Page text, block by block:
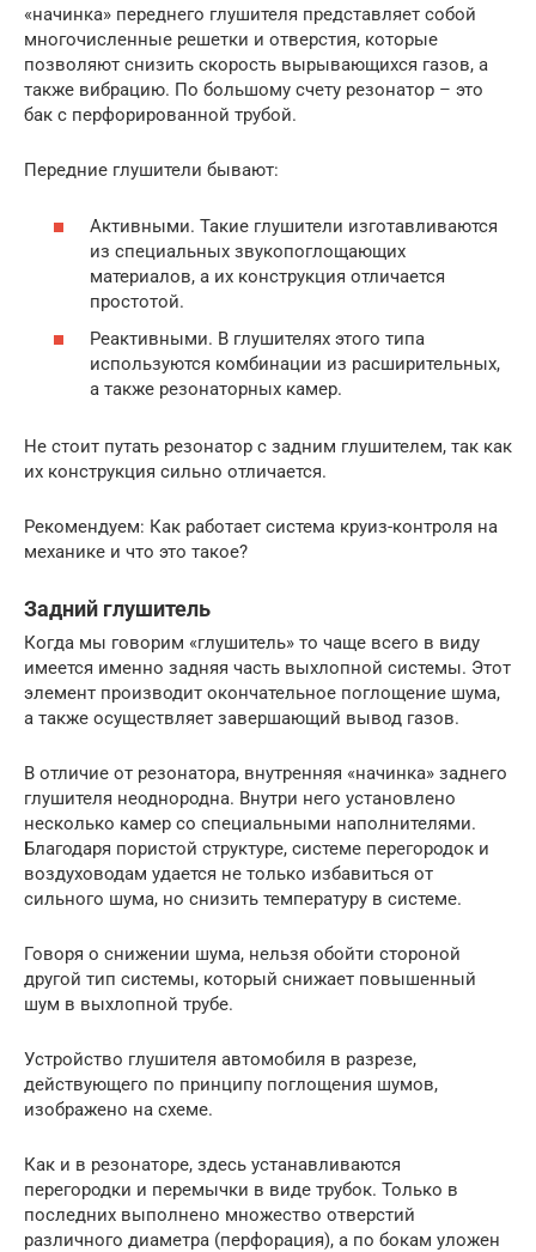
«начинка» переднего глушителя представляет собой
многочисленные решетки и отверстия, которые
позволяют снизить скорость вырывающихся газов, а
также вибрацию. По большому счету резонатор – это
бак с перфорированной трубой.
Передние глушители бывают:
Активными. Такие глушители изготавливаются
из специальных звукопоглощающих
материалов, а их конструкция отличается
простотой.
Реактивными. В глушителях этого типа
используются комбинации из расширительных,
а также резонаторных камер.
Не стоит путать резонатор с задним глушителем, так как
их конструкция сильно отличается.
Рекомендуем: Как работает система круиз-контроля на
механике и что это такое?
Задний глушитель
Когда мы говорим «глушитель» то чаще всего в виду
имеется именно задняя часть выхлопной системы. Этот
элемент производит окончательное поглощение шума,
а также осуществляет завершающий вывод газов.
В отличие от резонатора, внутренняя «начинка» заднего
глушителя неоднородна. Внутри него установлено
несколько камер со специальными наполнителями.
Благодаря пористой структуре, системе перегородок и
воздуховодам удается не только избавиться от
сильного шума, но снизить температуру в системе.
Говоря о снижении шума, нельзя обойти стороной
другой тип системы, который снижает повышенный
шум в выхлопной трубе.
Устройство глушителя автомобиля в разрезе,
действующего по принципу поглощения шумов,
изображено на схеме.
Как и в резонаторе, здесь устанавливаются
перегородки и перемычки в виде трубок. Только в
последних выполнено множество отверстий
различного диаметра (перфорация), а по бокам уложен